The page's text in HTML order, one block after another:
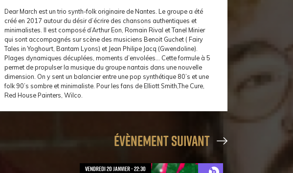
Dear March est un trio synth-folk originaire de Nantes. Le groupe a été
créé en 2017 autour du désir d’écrire des chansons authentiques et
minimalistes. Il est composé d’Arthur Eon, Romain Rival et Tanel Minier
qui sont accompagnés sur scène des musiciens Benoit Guchet ( Fairy
Tales in Yoghourt, Bantam Lyons) et Jean Philipe Jacq (Gwendoline).
Plages dynamiques décuplées, moments d’envolées… Cette formule à 5
permet de propulser la musique du groupe nantais dans une nouvelle
dimension. On y sent un balancier entre une pop synthétique 80’s et une
folk 90’s sombre et minimaliste. Pour les fans de Elliott Smith,The Cure,
Red House Painters, Wilco.
évènement suivant
vendredi 20 janvier - 22:30